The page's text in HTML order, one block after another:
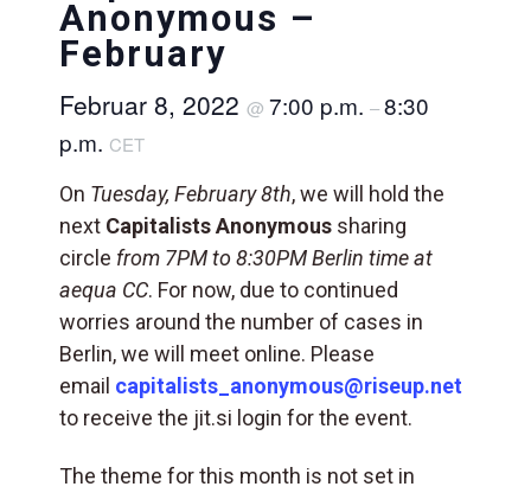
Anonymous –
February
Februar 8, 2022 @ 7:00 p.m. –8:30
p.m. CET
On Tuesday, February 8th, we will hold the
next Capitalists Anonymous sharing
circle from 7PM to 8:30PM Berlin time at
aequa CC. For now, due to continued
worries around the number of cases in
Berlin, we will meet online. Please
email capitalists_anonymous@riseup.net
to receive the jit.si login for the event.
The theme for this month is not set in